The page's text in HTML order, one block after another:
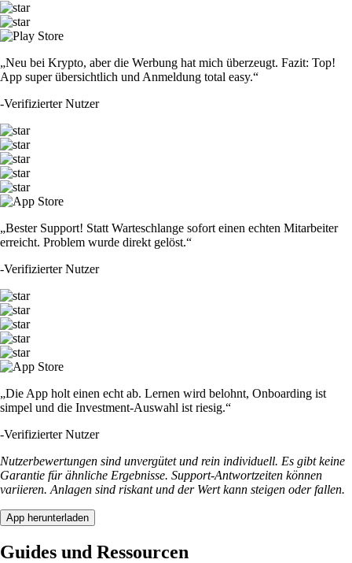
„Neu bei Krypto, aber die Werbung hat mich überzeugt. Fazit: Top!
App super übersichtlich und Anmeldung total easy.“
-Verifizierter Nutzer
„Bester Support! Statt Warteschlange sofort einen echten Mitarbeiter
erreicht. Problem wurde direkt gelöst.“
-Verifizierter Nutzer
„Die App holt einen echt ab. Lernen wird belohnt, Onboarding ist
simpel und die Investment-Auswahl ist riesig.“
-Verifizierter Nutzer
Nutzerbewertungen sind unvergütet und rein individuell. Es gibt keine
Garantie für ähnliche Ergebnisse. Support-Antwortzeiten können
variieren. Anlagen sind riskant und der Wert kann steigen oder fallen.
App herunterladen
Guides und Ressourcen